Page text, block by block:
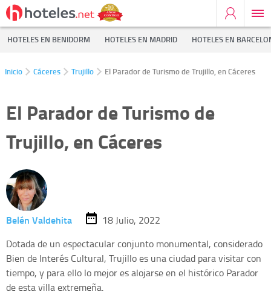
HOTELES EN BENIDORM HOTELES EN MADRID HOTELES EN
Inicio Cáceres Trujillo El Parador de Turismo de Trujillo, en Cáceres
El Parador de Turismo de
Trujillo, en Cáceres
Belén Valdehita
18 Julio, 2022
Dotada de un espectacular conjunto monumental, considerado
Bien de Interés Cultural, Trujillo es una ciudad para visitar con
tiempo, y para ello lo mejor es alojarse en el histórico Parador
de esta villa extremeña.